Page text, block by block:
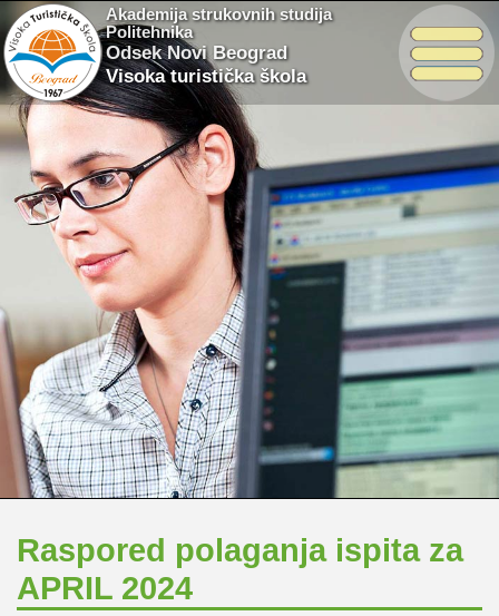
Akademija strukovnih studija
Politehnika
Odsek Novi Beograd
Visoka turistička škola
Raspored polaganja ispita za
APRIL 2024